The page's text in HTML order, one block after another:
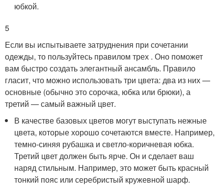
юбкой.
5
Если вы испытываете затруднения при сочетании
одежды, то пользуйтесь правилом трех . Оно поможет
вам быстро создать элегантный ансамбль. Правило
гласит, что можно использовать три цвета: два из них —
основные (обычно это сорочка, юбка или брюки), а
третий — самый важный цвет.
В качестве базовых цветов могут выступать нежные
цвета, которые хорошо сочетаются вместе. Например,
темно-синяя рубашка и светло-коричневая юбка.
Третий цвет должен быть ярче. Он и сделает ваш
наряд стильным. Например, это может быть красный
тонкий пояс или серебристый кружевной шарф.